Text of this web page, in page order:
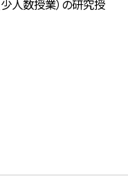
人数授業）の研究授